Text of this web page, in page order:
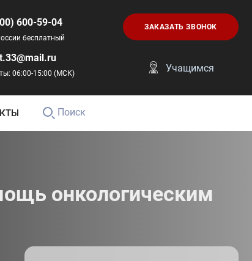
600-59-04
бесплатный
06:00-15:00 (МСК)
ЗАКАЗАТЬ ЗВОНОК
Учащимся
Поиск
онкологическим